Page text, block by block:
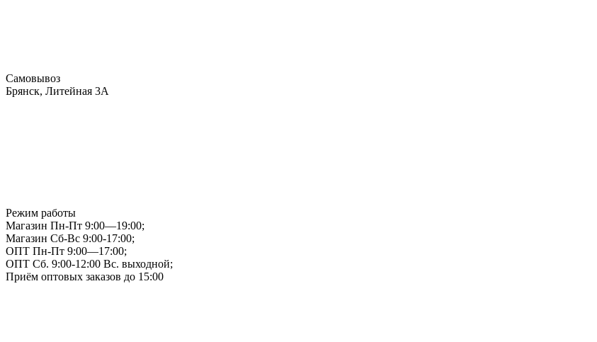
Самовывоз
Брянск, Литейная 3А
Режим работы
Магазин Пн-Пт 9:00—19:00;
Магазин Сб-Вс 9:00-17:00;
ОПТ Пн-Пт 9:00—17:00;
ОПТ Сб. 9:00-12:00 Вс. выходной;
Приём оптовых заказов до 15:00